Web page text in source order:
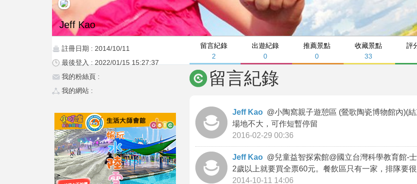
留言紀錄
2
出遊紀錄
0
推薦景點
0
收藏景點
33
評
Jeff Kao
註冊日期 : 2014/10/11
最後登入 : 2022/01/15 15:27:37
我的粉絲頁 :
我的網站 :
留言紀錄
Jeff Kao @小陶窩親子遊憩區 (鶯歌陶瓷博物館內)(
場地不大，可作短暫停留
2016-02-29 00:36
Jeff Kao @兒童益智探索館@國立台灣科學教育館-
2歲以上就要買全票60元。餐飲區只有一家，排隊要
2014-10-11 14:06